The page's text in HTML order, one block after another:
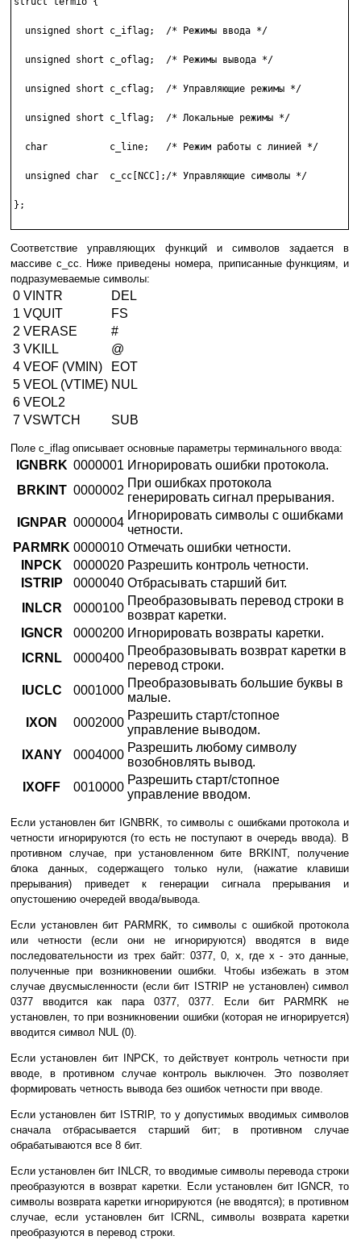
  unsigned short c_iflag;  /* Режимы ввода */
  unsigned short c_oflag;  /* Режимы вывода */
  unsigned short c_cflag;  /* Управляющие режимы */
  unsigned short c_lflag;  /* Локальные режимы */
  char           c_line;   /* Режим работы с линией */
  unsigned char  c_cc[NCC];/* Управляющие символы */
};
Соответствие управляющих функций и символов задается в
массиве c_cc. Ниже приведены номера, приписанные функциям, и
подразумеваемые символы:
0 VINTR
DEL
1 VQUIT
FS
2 VERASE
#
3 VKILL
@
4 VEOF (VMIN)
EOT
5 VEOL (VTIME) NUL
6 VEOL2
7 VSWTCH SUB
Поле c_iflag описывает основные параметры терминального ввода:
IGNBRK 0000001 Игнорировать ошибки протокола.
BRKINT 0000002
При ошибках протокола
генерировать сигнал прерывания.
IGNPAR 0000004
Игнорировать символы с ошибками
четности.
PARMRK 0000010 Отмечать ошибки четности.
INPCK
0000020 Разрешить контроль четности.
ISTRIP
0000040 Отбрасывать старший бит.
INLCR
0000100
Преобразовывать перевод строки в
возврат каретки.
IGNCR
0000200 Игнорировать возвраты каретки.
ICRNL
0000400
Преобразовывать возврат каретки в
перевод строки.
IUCLC
0001000
Преобразовывать большие буквы в
малые.
IXON
0002000
Разрешить старт/стопное
управление выводом.
IXANY
0004000
Разрешить любому символу
возобновлять вывод.
IXOFF
0010000
Разрешить старт/стопное
управление вводом.
Если установлен бит IGNBRK, то символы с ошибками протокола и
четности игнорируются (то есть не поступают в очередь ввода). В
противном случае, при установленном бите BRKINT, получение
блока данных, содержащего только нули, (нажатие клавиши
прерывания) приведет к генерации сигнала прерывания и
опустошению очередей ввода/вывода.
Если установлен бит PARMRK, то символы с ошибкой протокола
или четности (если они не игнорируются) вводятся в виде
последовательности из трех байт: 0377, 0, x, где x - это данные,
полученные при возникновении ошибки. Чтобы избежать в этом
случае двусмысленности (если бит ISTRIP не установлен) символ
0377 вводится как пара 0377, 0377. Если бит PARMRK не
установлен, то при возникновении ошибки (которая не игнорируется)
вводится символ NUL (0).
Если установлен бит INPCK, то действует контроль четности при
вводе, в противном случае контроль выключен. Это позволяет
формировать четность вывода без ошибок четности при вводе.
Если установлен бит ISTRIP, то у допустимых вводимых символов
сначала отбрасывается старший бит; в противном случае
обрабатываются все 8 бит.
Если установлен бит INLCR, то вводимые символы перевода строки
преобразуются в возврат каретки. Если установлен бит IGNCR, то
символы возврата каретки игнорируются (не вводятся); в противном
случае, если установлен бит ICRNL, символы возврата каретки
преобразуются в перевод строки.